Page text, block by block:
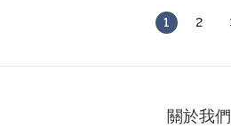
1 2
關於我們